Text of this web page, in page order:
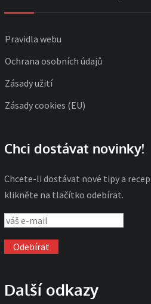
Pravidla webu
Ochrana osobních údajů
Zásady užití
Zásady cookies (EU)
Chci dostávat novinky!
Chcete-li dostávat nové tipy a
klikněte na tlačítko odebírat.
Další odkazy